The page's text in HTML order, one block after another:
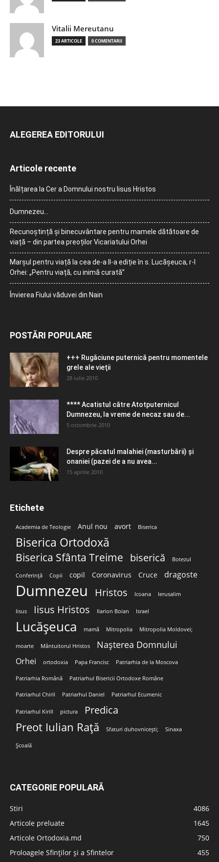
Vitalii Mereutanu
23 ARTICOLE 0 COMENTARII
ALEGEREA EDITORULUI
Articole recente
Înălțarea la Cer a Domnului nostru Iisus Hristos
Dumnezeu…
Recunoștință și binecuvântare pentru mamele dătătoare de
viață – din partea preoților Vicariatului Orhei
Marșul pentru viață la cea de-a II-a ediție în s. Lucășeuca, r-l
Orhei: „Pentru viață, cu inimă curată”
Învierea Fiului văduvei din Nain
POSTĂRI POPULARE
+++ Rugăciune puternică pentru momentele
grele ale vieţii
28 iulie 2010
**** Acatistul către Atotputernicul
Dumnezeu, la vreme de necaz sau de...
5 octombrie 2010
Despre păcatul malahiei (masturbării) şi
onaniei (pazei de a nu avea...
15 aprilie 2010
Etichete
Academia de Teologie Anul nou avort Biserica
Biserica Ortodoxă
Biserica Sfânta Treime biserică Botezul
Conferință Copii copil Coronavirus Cruce dragoste
Dumnezeu Hristos Icoana Ierusalim
Iisus Iisus Hristos Ilarion Boian Israel
Lucășeuca mamă Mitropolia Mitropolia Moldovei;
moarte Mântuitorul Hristos Nașterea Domnului
Orhei ortodoxia Papa Francisc Patriarhia de la Moscova
Patriarhia Română Patriarhul Bisericii Ortodoxe Române
Patriarhul Chiril Patriarhul Daniel Patriarhul Ecumenic
Patriarhul Kirill pictura Predica
Preot Iulian Rață Sfaturi duhovnicești; Sinaxa
Școală
CATEGORIE POPULARĂ
Stiri
4086
Articole preluate
1645
Articole Ortodoxia.md
750
Proloagele Sfinților și a Sfintelor
455